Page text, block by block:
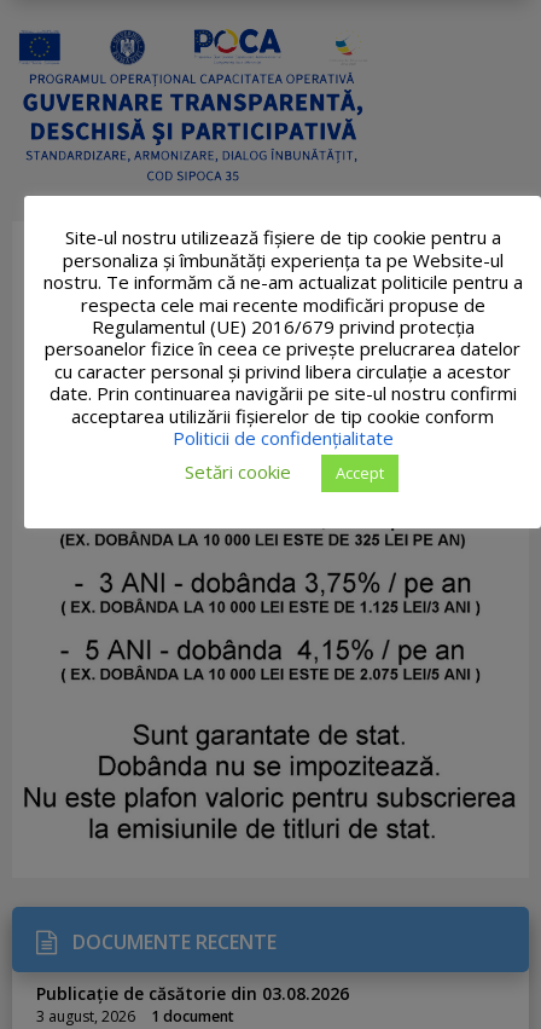
DOCUMENTE RECENTE
Publicație de căsătorie din 03.08.2026
3 august, 2026 1 document
Site-ul nostru utilizează fişiere de tip cookie pentru a
personaliza și îmbunătăți experiența ta pe Website-ul
nostru. Te informăm că ne-am actualizat politicile pentru a
respecta cele mai recente modificări propuse de
Regulamentul (UE) 2016/679 privind protecția
persoanelor fizice în ceea ce privește prelucrarea datelor
cu caracter personal și privind libera circulație a acestor
date. Prin continuarea navigării pe site-ul nostru confirmi
acceptarea utilizării fişierelor de tip cookie conform
Politicii de confidențialitate
Setări cookie
Accept